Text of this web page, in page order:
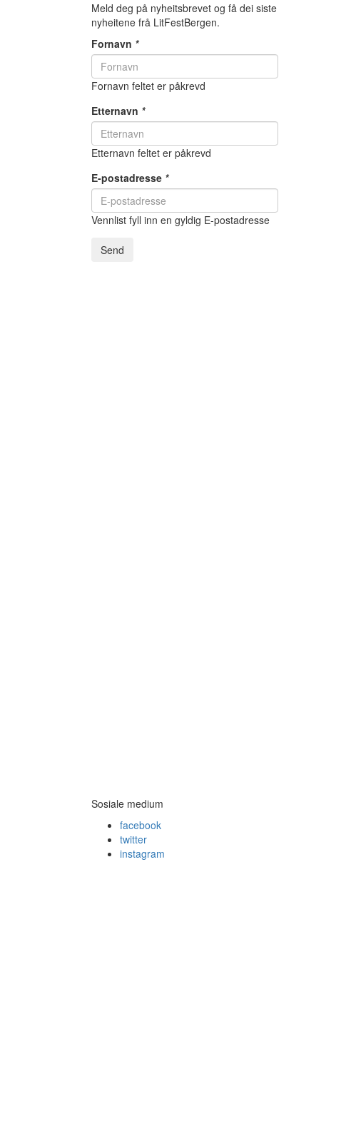
Meld deg på nyheitsbrevet og få dei siste
nyheitene frå LitFestBergen.
Fornavn *
Fornavn feltet er påkrevd
Etternavn *
Etternavn feltet er påkrevd
E-postadresse *
Vennlist fyll inn en gyldig E-postadresse
Send
Sosiale medium
facebook
twitter
instagram